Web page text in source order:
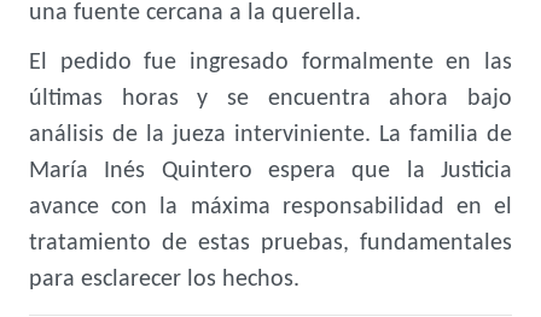
una fuente cercana a la querella.
El pedido fue ingresado formalmente en las
últimas horas y se encuentra ahora bajo
análisis de la jueza interviniente. La familia de
María Inés Quintero espera que la Justicia
avance con la máxima responsabilidad en el
tratamiento de estas pruebas, fundamentales
para esclarecer los hechos.